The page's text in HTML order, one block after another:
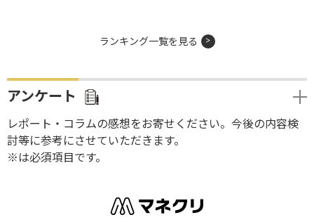
ランキング一覧を見る
アンケート
レポート・コラムの感想をお寄せください。今後の内容検
討等に参考にさせていただきます。
※は必須項目です。